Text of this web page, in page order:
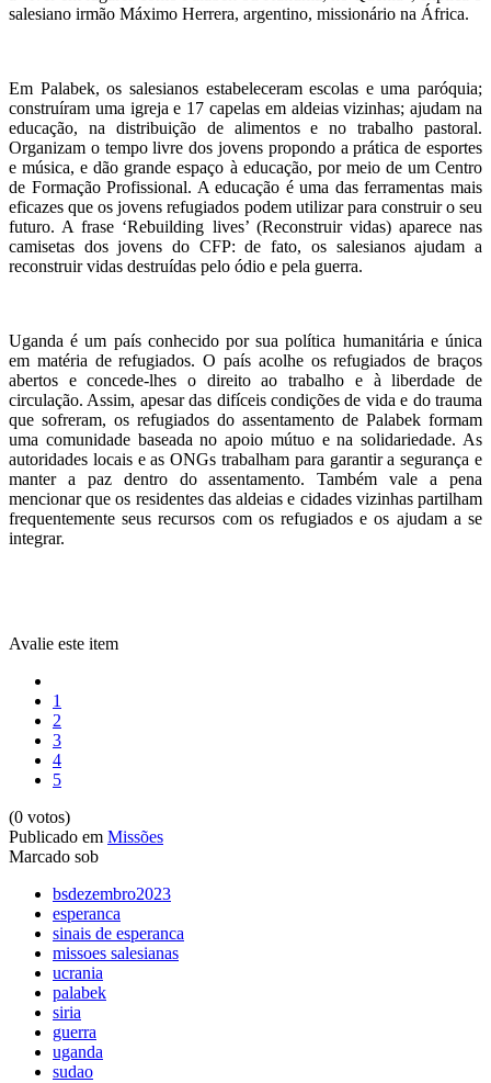
salesiano irmão Máximo Herrera, argentino, missionário na África.
Em Palabek, os salesianos estabeleceram escolas e uma paróquia;
construíram uma igreja e 17 capelas em aldeias vizinhas; ajudam na
educação, na distribuição de alimentos e no trabalho pastoral.
Organizam o tempo livre dos jovens propondo a prática de esportes
e música, e dão grande espaço à educação, por meio de um Centro
de Formação Profissional. A educação é uma das ferramentas mais
eficazes que os jovens refugiados podem utilizar para construir o seu
futuro. A frase ‘Rebuilding lives’ (Reconstruir vidas) aparece nas
camisetas dos jovens do CFP: de fato, os salesianos ajudam a
reconstruir vidas destruídas pelo ódio e pela guerra.
Uganda é um país conhecido por sua política humanitária e única
em matéria de refugiados. O país acolhe os refugiados de braços
abertos e concede-lhes o direito ao trabalho e à liberdade de
circulação. Assim, apesar das difíceis condições de vida e do trauma
que sofreram, os refugiados do assentamento de Palabek formam
uma comunidade baseada no apoio mútuo e na solidariedade. As
autoridades locais e as ONGs trabalham para garantir a segurança e
manter a paz dentro do assentamento. Também vale a pena
mencionar que os residentes das aldeias e cidades vizinhas partilham
frequentemente seus recursos com os refugiados e os ajudam a se
integrar.
Avalie este item
1
2
3
4
5
(0 votos)
Publicado em Missões
Marcado sob
bsdezembro2023
esperanca
sinais de esperanca
missoes salesianas
ucrania
palabek
siria
guerra
uganda
sudao